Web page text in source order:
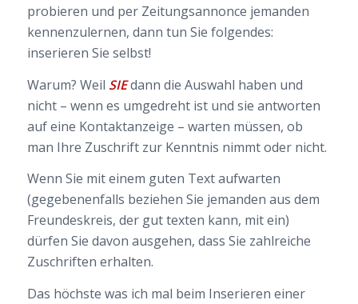
probieren und per Zeitungsannonce jemanden
kennenzulernen, dann tun Sie folgendes:
inserieren Sie selbst!
Warum? Weil SIEdann die Auswahl haben und
nicht – wenn es umgedreht ist und sie antworten
auf eine Kontaktanzeige – warten müssen, ob
man Ihre Zuschrift zur Kenntnis nimmt oder nicht.
Wenn Sie mit einem guten Text aufwarten
(gegebenenfalls beziehen Sie jemanden aus dem
Freundeskreis, der gut texten kann, mit ein)
dürfen Sie davon ausgehen, dass Sie zahlreiche
Zuschriften erhalten.
Das höchste was ich mal beim Inserieren einer